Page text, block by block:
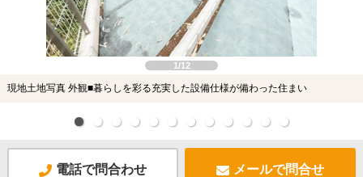
1/12
現地土地写真 外観■暮らしを彩る充実した設備仕様が備わった住まい
電話で問合わせ メールで問合せ